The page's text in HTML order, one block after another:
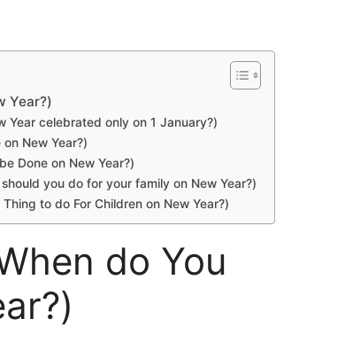
Year?)
Year celebrated only on 1 January?)
on New Year?)
be Done on New Year?)
should you do for your family on New Year?)
Thing to do For Children on New Year?)
do You